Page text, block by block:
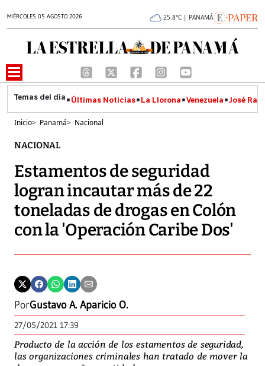
MIÉRCOLES 05 AGOSTO 2026 25.8°C | PANAMÁ
Últimas Noticias La Llorona Venezuela José
Inicio> Panamá> Nacional
NACIONAL
Estamentos de seguridad
logran incautar más de 22
toneladas de drogas en Colón
con la 'Operación Caribe Dos'
PorGustavo A. Aparicio O.
27/05/2021 17:39
Producto de la acción de los estamentos de seguridad,
las organizaciones criminales han tratado de mover la